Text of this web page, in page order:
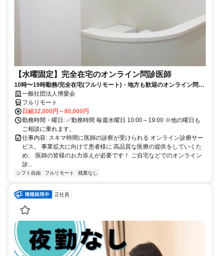
【水曜固定】完全在宅のオンライン問診医師
10時〜19時勤務/完全在宅(フルリモート)・地方も歓迎のオンライン問診
業務一般社団法人博愛会
フルリモート
日給32,000円～80,000円
勤務時間・曜日: ✅勤務時間 毎週水曜日 10:00～19:00 ※他の曜日も
ご相談に乗れます。
仕事内容: スキマ時間に医師の診察が受けられる オンライン診療サー
ビス。 事業拡大に向けて患者様に 高品質な医療の提供をしていくた
め、 医師の皆様のお力添えが必要です！ ご自宅などでのオンライン
診...
シフト自由 フルリモート 残業なし
正社員